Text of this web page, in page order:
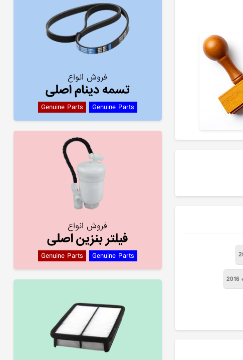
فروش انواع
تسمه دینام اصلی
Genuine Parts Genuine Parts
فروش انواع
فیلتر بنزین اصلی
Genuine Parts Genuine Parts